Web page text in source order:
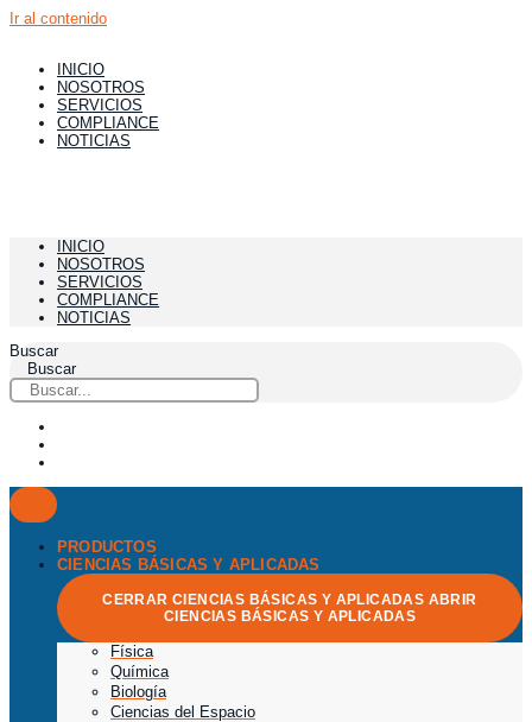
Ir al contenido
INICIO
NOSOTROS
SERVICIOS
COMPLIANCE
NOTICIAS
INICIO
NOSOTROS
SERVICIOS
COMPLIANCE
NOTICIAS
Buscar
Buscar
PRODUCTOS
CIENCIAS BÁSICAS Y APLICADAS
CERRAR CIENCIAS BÁSICAS Y APLICADAS ABRIR
CIENCIAS BÁSICAS Y APLICADAS
Física
Química
Biología
Ciencias del Espacio